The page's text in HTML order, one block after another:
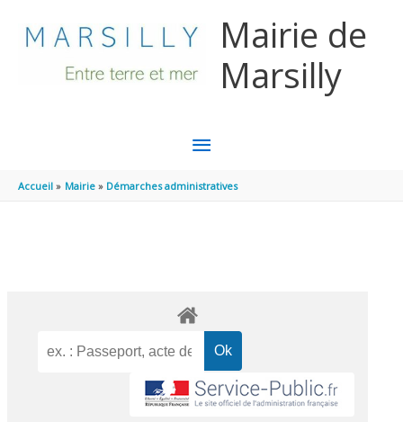
Mairie de
Marsilly
MENU
PRINCIPAL
Accueil Mairie Démarches administratives